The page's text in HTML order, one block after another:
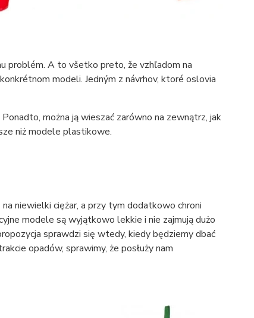
problém. A to všetko preto, že vzhľadom na
modeli. Jedným z návrhov, ktoré oslovia
można ją wieszać zarówno na zewnątrz, jak
niż modele plastikowe.
niewielki ciężar, a przy tym dodatkowo chroni
modele są wyjątkowo lekkie i nie zajmują dużo
sprawdzi się wtedy, kiedy będziemy dbać
opadów, sprawimy, że posłuży nam